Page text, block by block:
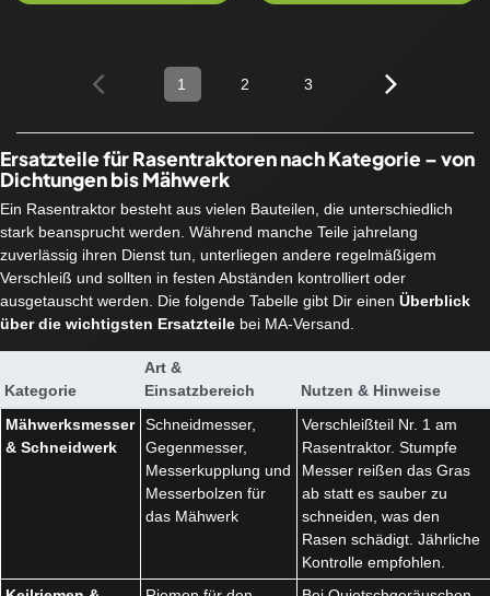
1 2 3
Ersatzteile für Rasentraktoren nach Kategorie – von
Dichtungen bis Mähwerk
Ein Rasentraktor besteht aus vielen Bauteilen, die unterschiedlich
stark beansprucht werden. Während manche Teile jahrelang
zuverlässig ihren Dienst tun, unterliegen andere regelmäßigem
Verschleiß und sollten in festen Abständen kontrolliert oder
ausgetauscht werden. Die folgende Tabelle gibt Dir einen Überblick
über die wichtigsten Ersatzteile bei MA-Versand.
Kategorie
Art &
Einsatzbereich
Nutzen & Hinweise
Mähwerksmesser
& Schneidwerk
Schneidmesser,
Gegenmesser,
Messerkupplung und
Messerbolzen für
das Mähwerk
Verschleißteil Nr. 1 am
Rasentraktor. Stumpfe
Messer reißen das Gras
ab statt es sauber zu
schneiden, was den
Rasen schädigt. Jährliche
Kontrolle empfohlen.